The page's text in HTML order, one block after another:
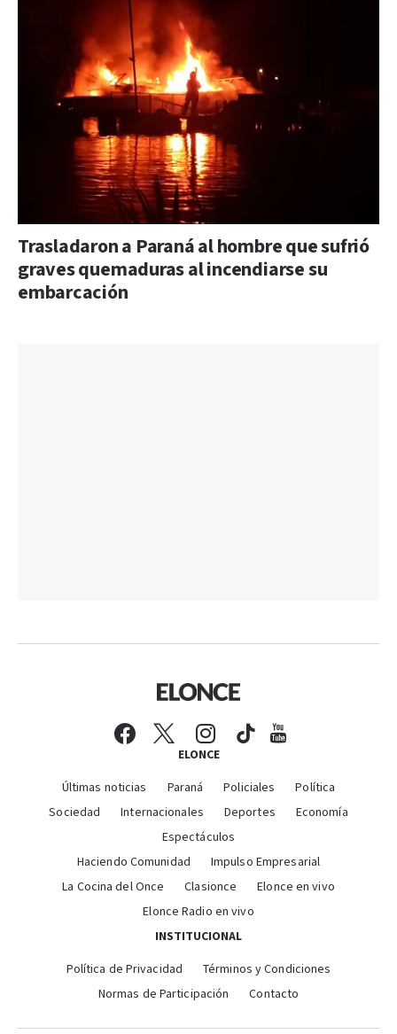
Trasladaron a Paraná al hombre que sufrió
graves quemaduras al incendiarse su
embarcación
ELONCE
Últimas noticias Paraná Policiales
Política
Sociedad
Internacionales Deportes
Economía
Espectáculos
Haciendo Comunidad
Impulso Empresarial
La Cocina del Once
Clasionce
Elonce en vivo
Elonce Radio en vivo
INSTITUCIONAL
Política de Privacidad
Términos y Condiciones
Normas de Participación
Contacto